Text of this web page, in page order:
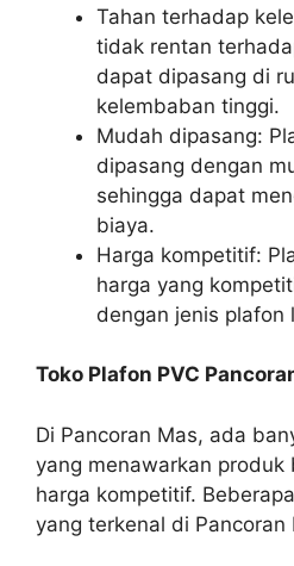
Tahan terhadap
tidak rentan
dapat dipasang di
kelembaban tinggi.
Mudah dipasang:
dipasang dengan
sehingga dapat
biaya.
Harga kompetitif:
harga yang
dengan jenis plafon
Toko Plafon PVC
Di Pancoran Mas, ada
yang menawarkan produk
harga kompetitif.
yang terkenal di Pancoran